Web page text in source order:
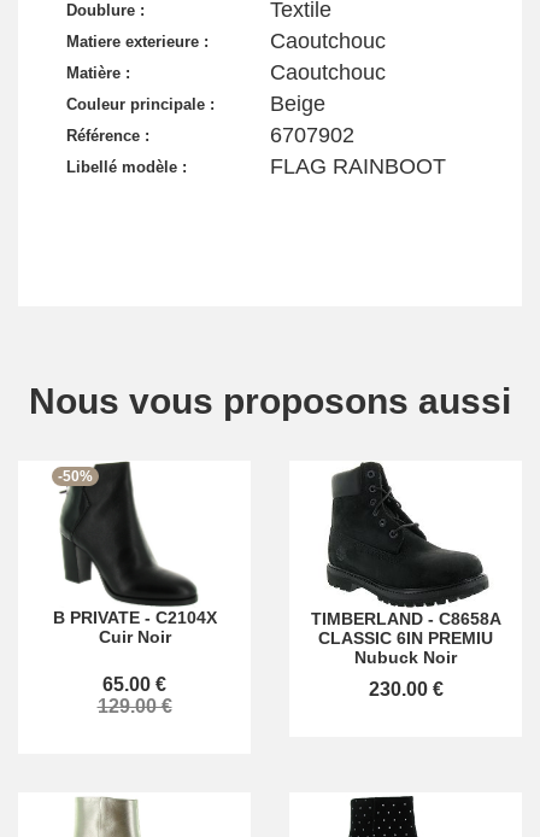
Doublure : Textile
Matiere exterieure : Caoutchouc
Matière : Caoutchouc
Couleur principale : Beige
Référence : 6707902
Libellé modèle : FLAG RAINBOOT
Nous vous proposons aussi
-50%
B PRIVATE- C2104X
Cuir Noir
65.00 €
129.00 €
TIMBERLAND- C8658A
CLASSIC 6IN PREMIU
Nubuck Noir
230.00 €